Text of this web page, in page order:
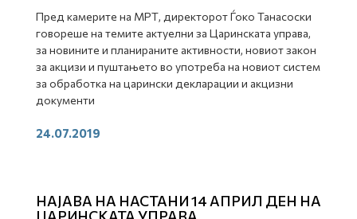
Пред камерите на МРТ, директорот Ѓоко Танасоски
говореше на темите актуелни за Царинската управа,
за новините и планираните активности, новиот закон
за акцизи и пуштањето во употреба на новиот систем
за обработка на царински декларации и акцизни
документи
24.07.2019
НАЈАВА НА НАСТАНИ 14 АПРИЛ ДЕН НА